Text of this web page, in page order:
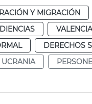
Y MIGRACIÓN
VALENCIA
DERECHOS